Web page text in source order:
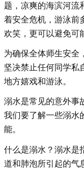
题，凉爽的海滨河流
着安全危机，游泳前
欢笑，更可以避免可
为确保全体师生安全
坚决禁止任何同学私
地方嬉戏和游泳。
溺水是常见的意外事
我们要了解一些溺水
能。
什么是溺水？溺水是
道和肺泡所引起的气